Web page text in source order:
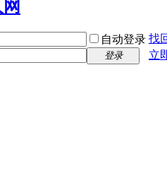
自动登录 找
登录
立